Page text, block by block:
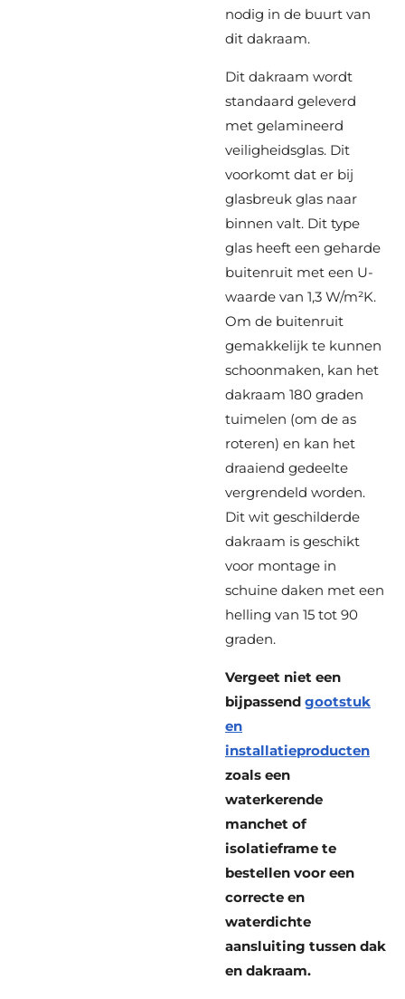
nodig in de buurt van
dit dakraam.
Dit dakraam wordt
standaard geleverd
met gelamineerd
veiligheidsglas. Dit
voorkomt dat er bij
glasbreuk glas naar
binnen valt. Dit type
glas heeft een geharde
buitenruit met een U-
waarde van 1,3 W/m²K.
Om de buitenruit
gemakkelijk te kunnen
schoonmaken, kan het
dakraam 180 graden
tuimelen (om de as
roteren) en kan het
draaiend gedeelte
vergrendeld worden.
Dit wit geschilderde
dakraam is geschikt
voor montage in
schuine daken met een
helling van 15 tot 90
graden.
Vergeet niet een
bijpassend gootstuk
en
installatieproducten
zoals een
waterkerende
manchet of
isolatieframe te
bestellen voor een
correcte en
waterdichte
aansluiting tussen dak
en dakraam.